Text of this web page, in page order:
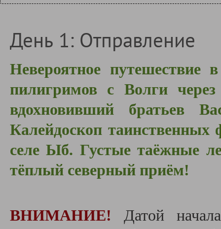
День 1: Отправление
Невероятное путешествие
пилигримов с Волги
вдохновивший братьев
Калейдоскоп таинственных
селеЫб. Густые таёжные
тёплый северный приём!
ВНИМАНИЕ!
Датой